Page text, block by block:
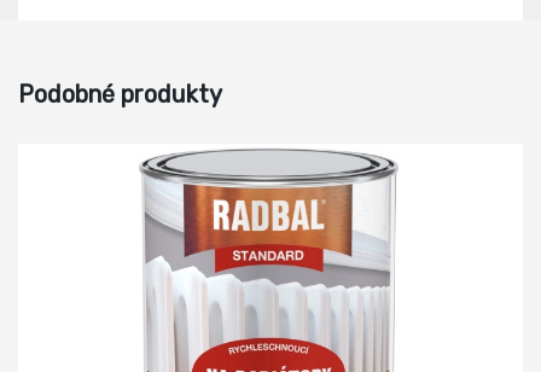
Podobné produkty